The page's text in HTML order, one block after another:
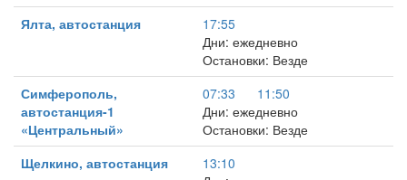
Ялта, автостанция
17:55
Дни: ежедневно
Остановки: Везде
Симферополь,
автостанция-1
«Центральный»
07:33
11:50
Дни: ежедневно
Остановки: Везде
Щелкино, автостанция
13:10